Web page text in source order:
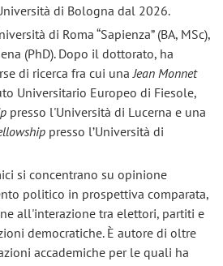
di Bologna dal 2026.
di Roma “Sapienza” (BA, MSc),
(PhD). Dopo il dottorato, ha
di ricerca fra cui una Jean Monnet
Universitario Europeo di Fiesole,
presso l'Università di Lucerna e una
presso l’Università di
si concentrano su opinione
politico in prospettiva comparata,
all'interazione tra elettori, partiti e
democratiche. È autore di oltre
accademiche per le quali ha